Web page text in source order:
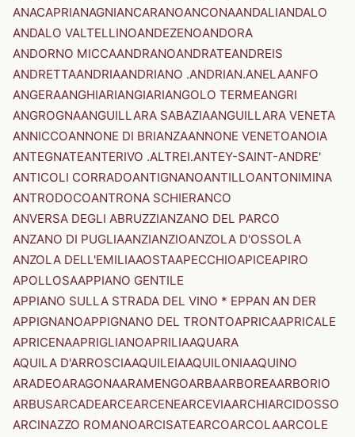
ANACAPRIANAGNIANCARANOANCONAANDALIANDALO
ANDALO VALTELLINOANDEZENOANDORA
ANDORNO MICCAANDRANOANDRATEANDREIS
ANDRETTAANDRIAANDRIANO .ANDRIAN.ANELAANFO
ANGERAANGHIARIANGIARIANGOLO TERMEANGRI
ANGROGNAANGUILLARA SABAZIAANGUILLARA VENETA
ANNICCOANNONE DI BRIANZAANNONE VENETOANOIA
ANTEGNATEANTERIVO .ALTREI.ANTEY-SAINT-ANDRE'
ANTICOLI CORRADOANTIGNANOANTILLOANTONIMINA
ANTRODOCOANTRONA SCHIERANCO
ANVERSA DEGLI ABRUZZIANZANO DEL PARCO
ANZANO DI PUGLIAANZIANZIOANZOLA D'OSSOLA
ANZOLA DELL'EMILIAAOSTAAPECCHIOAPICEAPIRO
APOLLOSAAPPIANO GENTILE
APPIANO SULLA STRADA DEL VINO * EPPAN AN DER
APPIGNANOAPPIGNANO DEL TRONTOAPRICAAPRICALE
APRICENAAPRIGLIANOAPRILIAAQUARA
AQUILA D'ARROSCIAAQUILEIAAQUILONIAAQUINO
ARADEOARAGONAARAMENGOARBAARBOREAARBORIO
ARBUSARCADEARCEARCENEARCEVIAARCHIARCIDOSSO
ARCINAZZO ROMANOARCISATEARCOARCOLAARCOLE